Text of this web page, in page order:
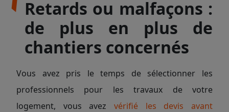
Retards ou malfaçons :
de plus en plus de
chantiers concernés
Vous avez pris le temps de sélectionner les
professionnels pour les travaux de votre
logement, vous avez vérifié les devis avant